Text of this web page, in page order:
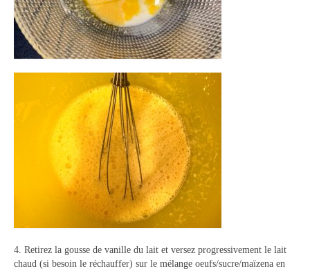
4. Retirez la gousse de vanille du lait et versez progressivement le lait
chaud (si besoin le réchauffer) sur le mélange oeufs/sucre/maïzena en